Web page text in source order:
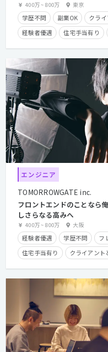
400万~800万 東京
学歴不問 副業OK
クラ
経験者優遇
住宅手当有り
エンジニア
TOMORROWGATE inc.
フロントエンドのことなら
しさらなる高みへ
400万~800万 大阪
経験者優遇 学歴不問
フ
住宅手当有り
クライアント